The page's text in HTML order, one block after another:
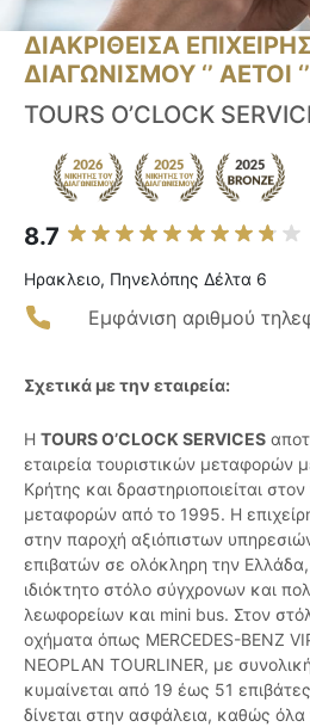
ΔΙΑΚΡΙΘΕΙΣΑ
ΔΙΑΓΩΝΙΣΜΟΥ ‘’ ΑΕΤΟΙ ‘’
TOURS O’CLOCK
8.7
Ηρακλειο, Πηνελόπης Δέλτα 6
Εμφάνιση αριθμού
Σχετικά με την εταιρεία:
Η TOURS O’CLOCK SERVICES
εταιρεία τουριστικών μεταφορών
Κρήτης και δραστηριοποιείται
μεταφορών από το 1995. Η
στην παροχή αξιόπιστων
επιβατών σε ολόκληρη την Ελλάδα,
ιδιόκτητο στόλο σύγχρονων και
λεωφορείων και mini bus. Στον
οχήματα όπως MERCEDES-BENZ
NEOPLAN TOURLINER, με
κυμαίνεται από 19 έως 51
δίνεται στην ασφάλεια, καθώς